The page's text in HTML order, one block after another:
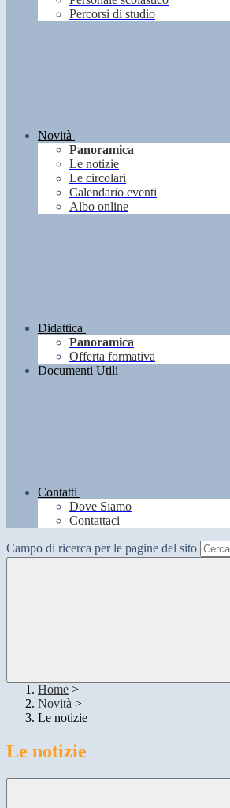
Percorsi di studio
Novità
Panoramica
Le notizie
Le circolari
Calendario eventi
Albo online
Didattica
Panoramica
Offerta formativa
Documenti Utili
Contatti
Dove Siamo
Contattaci
Campo di ricerca per le pagine del sito
Home >
Novità >
Le notizie
Le notizie